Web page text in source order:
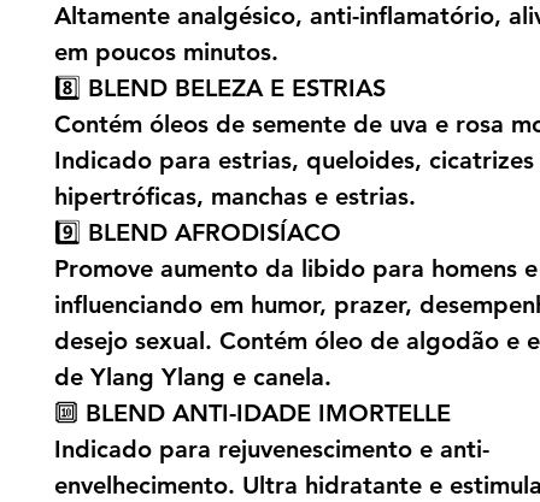
Altamente analgésico, anti-inflamatório,
em poucos minutos.
8️⃣ BLEND BELEZA E ESTRIAS
Contém óleos de semente de uva e rosa
Indicado para estrias, queloides, cicatrizes
hipertróficas, manchas e estrias.
9️⃣ BLEND AFRODISÍACO
Promove aumento da libido para homens
influenciando em humor, prazer,
desejo sexual. Contém óleo de algodão e
de Ylang Ylang e canela.
🔟 BLEND ANTI-IDADE IMORTELLE
Indicado para rejuvenescimento e anti-
envelhecimento. Ultra hidratante e